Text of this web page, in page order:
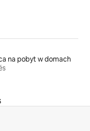
na pobyt w domach